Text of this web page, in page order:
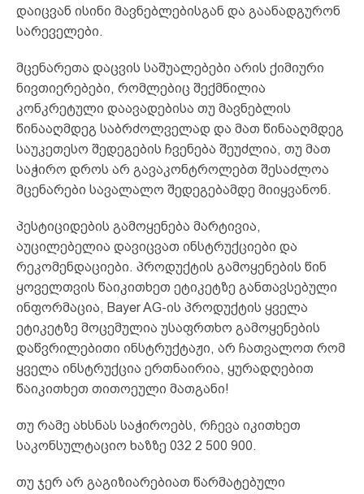
დაიცვან ისინი მავნებლებისგან და გაანადგურონ
სარეველები.
მცენარეთა დაცვის საშუალებები არის ქიმიური
ნივთიერებები, რომლებიც შექმნილია
კონკრეტული დაავადებისა თუ მავნებლის
წინააღმდეგ საბრძოლველად და მათ წინააღმდეგ
საუკეთესო შედეგების ჩვენება შეუძლია, თუ მათ
საჭირო დროს არ გავაკონტროლებთ შესაძლოა
მცენარები სავალალო შედეგებამდე მიიყვანონ.
პესტიციდების გამოყენება მარტივია,
აუცილებელია დავიცვათ ინსტრუქციები და
რეკომენდაციები. პროდუქტის გამოყენების წინ
ყოველთვის წაიკითხეთ ეტიკეტზე განთავსებული
ინფორმაცია, Bayer AG-ის პროდუქტის ყველა
ეტიკეტზე მოცემულია უსაფრთხო გამოყენების
დაწვრილებითი ინსტრუქტაჟი, არ ჩათვალოთ რომ
ყველა ინსტრუქცია ერთნაირია, ყურადღებით
წაიკითხეთ თითოეული მათგანი!
თუ რამე ახსნას საჭიროებს, რჩევა იკითხეთ
საკონსულტაციო ხაზზე 032 2 500 900.
თუ ჯერ არ გაგიზიარებიათ წარმატებული